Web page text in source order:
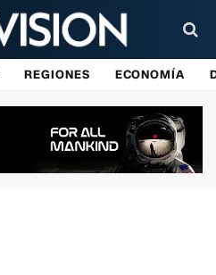
REGIONES ECONOMÍA